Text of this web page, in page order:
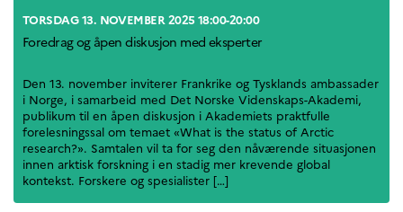
Skole- og
utdanningssamarbeid
Videregående i Frankrike
Språkassistenter
Samarbeidspartnere
Kurs for fransklærere
Kurs og seminarer
Pedagogiske ressurser
UNIVERSITETER
TORSDAG 13. NOVEMBER 2025 18:00-20:00
Foredrag og åpen diskusjon med eksperter
Den 13. november inviterer Frankrike og Tysklands ambassader
i Norge, i samarbeid med Det Norske Videnskaps-Akademi,
publikum til en åpen diskusjon i Akademiets praktfulle
forelesningssal om temaet «What is the status of Arctic
research?». Samtalen vil ta for seg den nåværende situasjonen
innen arktisk forskning i en stadig mer krevende global
kontekst. Forskere og spesialister […]